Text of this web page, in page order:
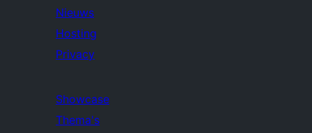
Nieuws
Hosting
Privacy
Showcase
Thema's